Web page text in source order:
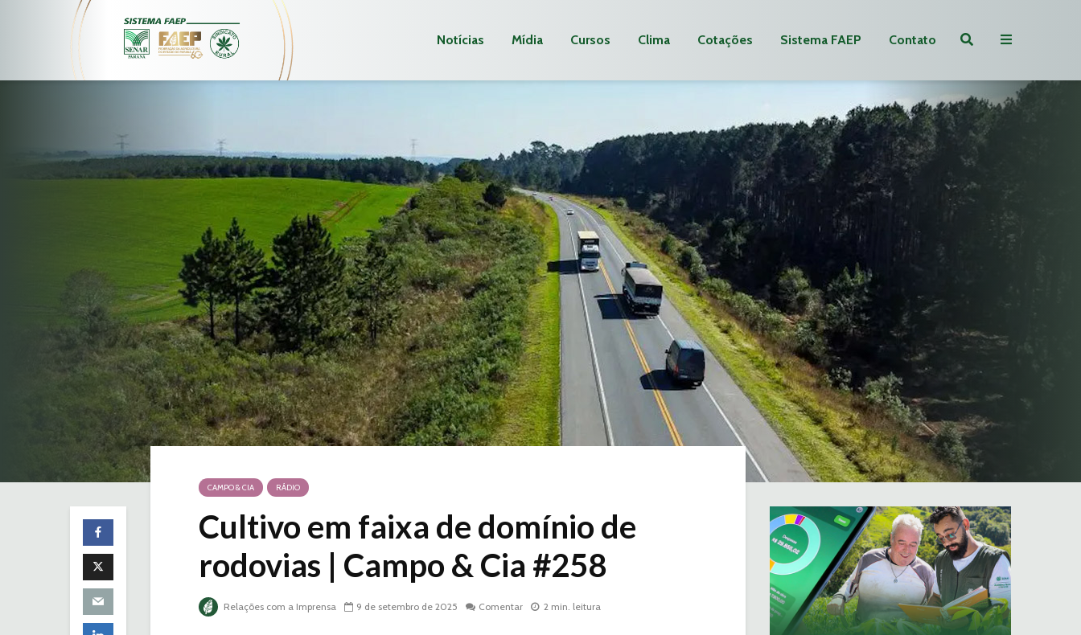
Notícias Mídia Cursos Clima Cotações Sistema FAEP Contato
CAMPO & CIA RÁDIO
Cultivo em faixa de domínio de
rodovias | Campo & Cia #258
Relações com a Imprensa 9 de setembro de 2025 Comentar 2 min. leitura